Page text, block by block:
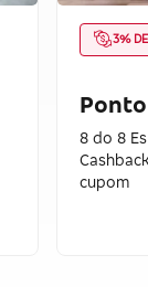
3%
8 do 8
cupom